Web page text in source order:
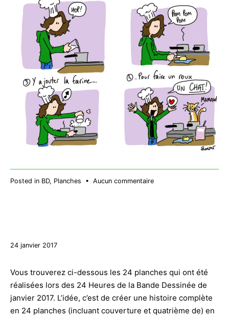
Posted in BD, Planches • Aucun commentairesur
24 janvier 201727
Vous trouverez ci-dessous les 24 planches qui ont été
réalisées lors des 24 Heures de la Bande Dessinée de
janvier 2017. L’idée, c’est de créer une histoire complète
en 24 planches (incluant couverture et quatrième de) en